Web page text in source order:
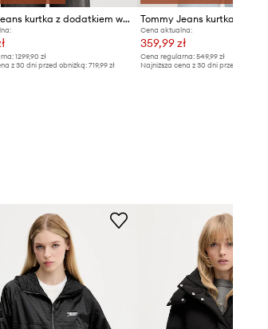
Tommy Jeans kurtka z dodatkiem wełny
1299,90 zł
z 30 dni przed obniżką:719,99 zł
Cena aktualna:
359,99 zł
Cena regularna: 549,99 zł
Najniższa cena z 30 dni przed obniżką: